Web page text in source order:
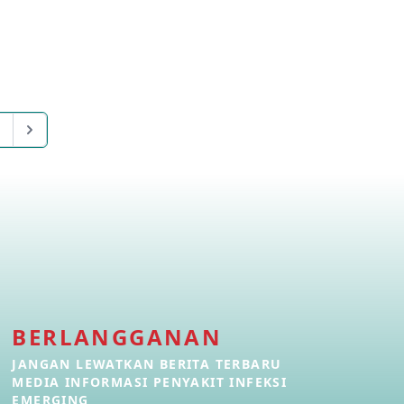
Update Kasus Penyakit virus Nipah
BERLANGGANAN
JANGAN LEWATKAN BERITA TERBARU
MEDIA INFORMASI PENYAKIT INFEKSI
EMERGING